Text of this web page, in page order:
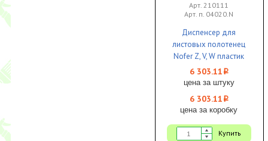
Арт. 210111
Арт. п. 04020.N
Диспенсер для
листовых полотенец
Nofer Z, V, W пластик
черный 1/1
6 303.11 i
цена за штуку
6 303.11 i
цена за коробку
Купить